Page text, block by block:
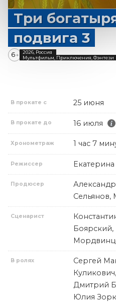
Три
подвига 3
6+
2026, Россия
Мультфильм, Приключения, Фэнтези
В прокате с 25 июня
В прокате до 16 июля
Хронометраж 1 час 7
Режиссер
Продюсер
Сельянов,
Сценарист
Боярский,
В ролях
Сергей
Дмитрий
Юлия